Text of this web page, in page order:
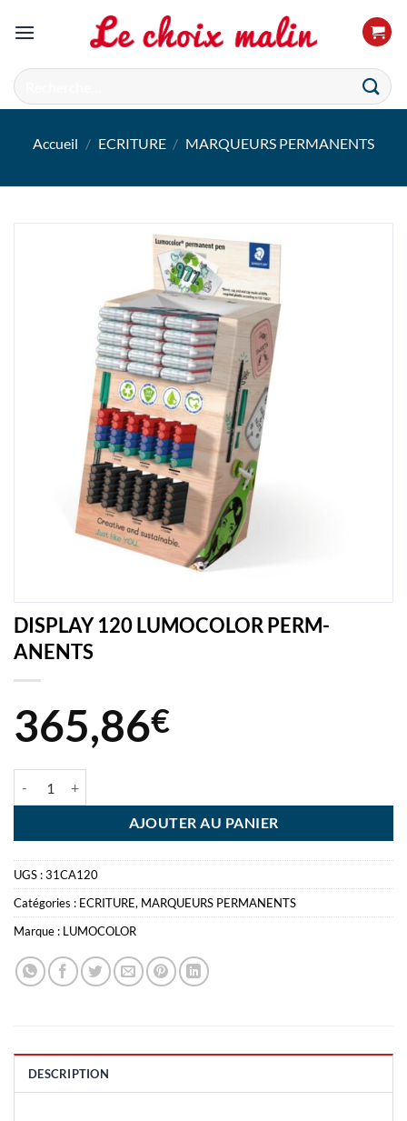
Recherche
pour :
Accueil / ECRITURE / MARQUEURS PERMANENTS
DISPLAY 120 LUMOCOLOR PERM-
ANENTS
365,86€
AJOUTER AU PANIER
UGS :31CA120
Catégories : ECRITURE, MARQUEURS PERMANENTS
Marque : LUMOCOLOR
DESCRIPTION